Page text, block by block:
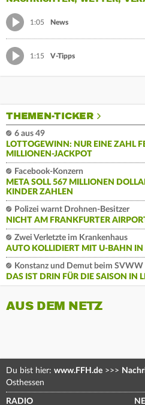
1:05 News
1:15 V-Tipps
THEMEN-TICKER
6 aus 49
LOTTOGEWINN: NUR EINE ZAHL
MILLIONEN-JACKPOT
Facebook-Konzern
META SOLL 567 MILLIONEN
KINDER ZAHLEN
Polizei warnt Drohnen-Besitzer
NICHT AM FRANKFURTER
Zwei Verletzte im Krankenhaus
AUTO KOLLIDIERT MIT U-BAHN IN
Konstanz und Demut beim SVWW
DAS IST DRIN FÜR DIE SAISON IN
AUS DEM NETZ
Du bist hier: www.FFH.de >>>
Osthessen
RADIO